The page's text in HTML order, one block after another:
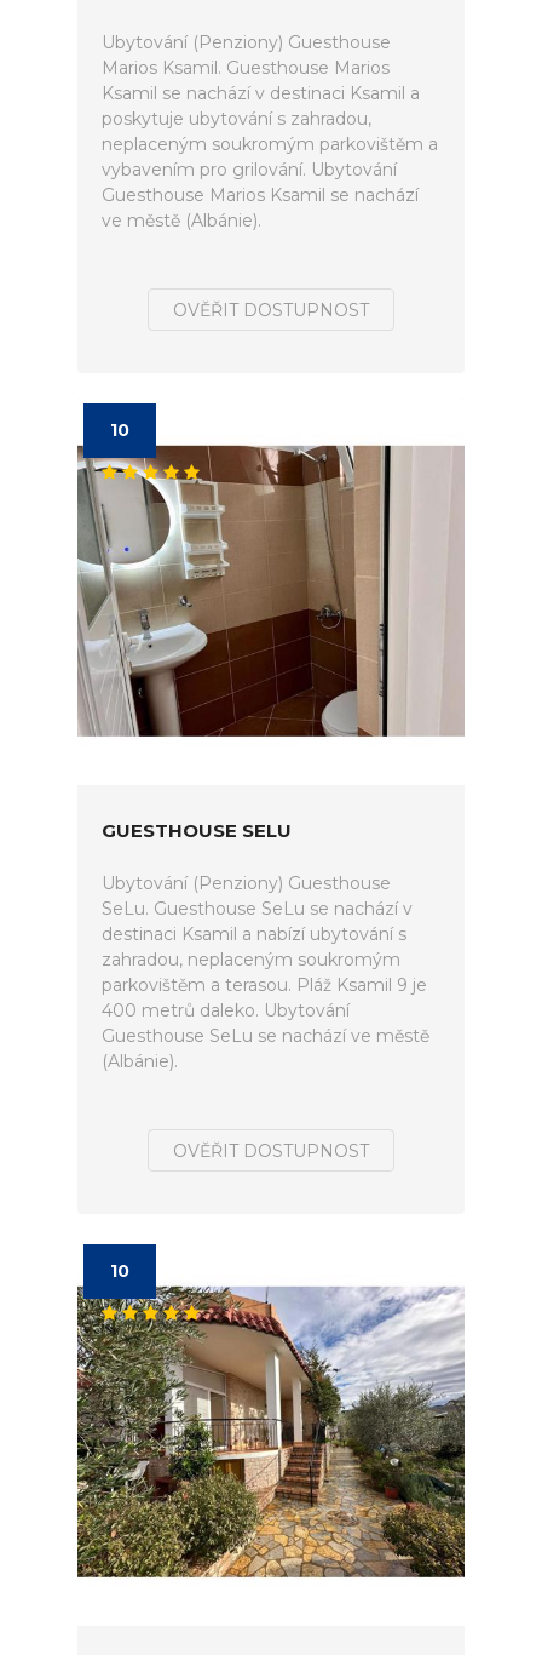
Ubytování (Penziony) Guesthouse
Marios Ksamil. Guesthouse Marios
Ksamil se nachází v destinaci Ksamil a
poskytuje ubytování s zahradou,
neplaceným soukromým parkovištěm a
vybavením pro grilování. Ubytování
Guesthouse Marios Ksamil se nachází
ve městě (Albánie).
OVĚŘIT DOSTUPNOST
10
GUESTHOUSE SELU
Ubytování (Penziony) Guesthouse
SeLu. Guesthouse SeLu se nachází v
destinaci Ksamil a nabízí ubytování s
zahradou, neplaceným soukromým
parkovištěm a terasou. Pláž Ksamil 9 je
400 metrů daleko. Ubytování
Guesthouse SeLu se nachází ve městě
(Albánie).
OVĚŘIT DOSTUPNOST
10